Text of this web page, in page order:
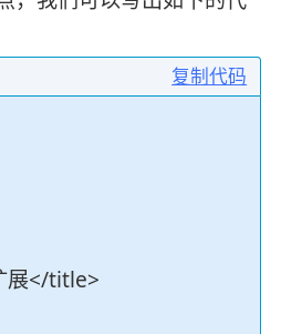
复制代码
展</title>